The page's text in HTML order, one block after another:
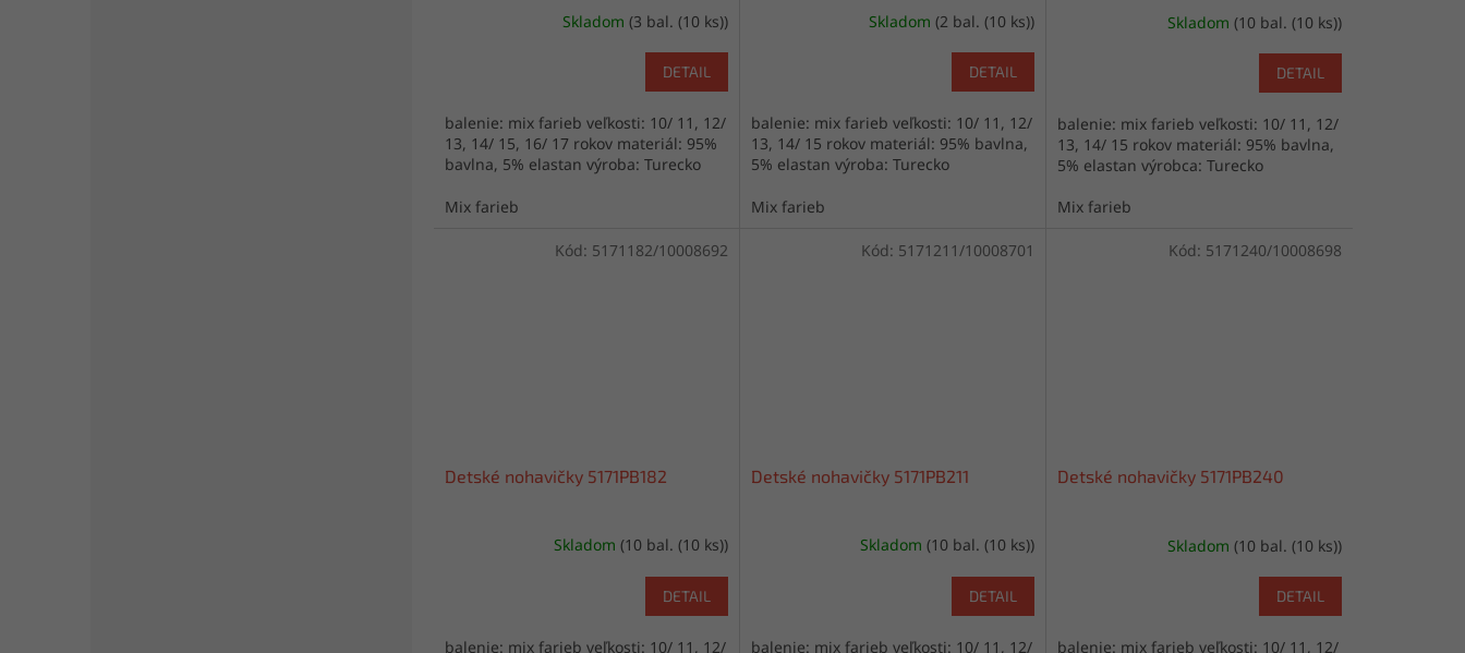
Skladom (3 bal. (10 ks))
DETAIL
balenie: mix farieb veľkosti: 10/ 11, 12/
13, 14/ 15, 16/ 17 rokov materiál: 95%
bavlna, 5% elastan výroba: Turecko
Mix farieb
Skladom (2 bal. (10 ks))
DETAIL
balenie: mix farieb veľkosti: 10/ 11, 12/
13, 14/ 15 rokov materiál: 95% bavlna,
5% elastan výroba: Turecko
Mix farieb
Skladom (10 bal. (10 ks))
DETAIL
balenie: mix farieb veľkosti: 10/ 11, 12/
13, 14/ 15 rokov materiál: 95% bavlna,
5% elastan výrobca: Turecko
Mix farieb
Detské nohavičky 5171PB182
Skladom (10 bal. (10 ks))
DETAIL
balenie: mix farieb veľkosti: 10/ 11, 12/
Kód: 5171182/10008692
Detské nohavičky 5171PB211
Skladom (10 bal. (10 ks))
DETAIL
balenie: mix farieb veľkosti: 10/ 11, 12/
Kód: 5171211/10008701
Detské nohavičky 5171PB240
Skladom (10 bal. (10 ks))
DETAIL
balenie: mix farieb veľkosti: 10/ 11, 12/
Kód: 5171240/10008698